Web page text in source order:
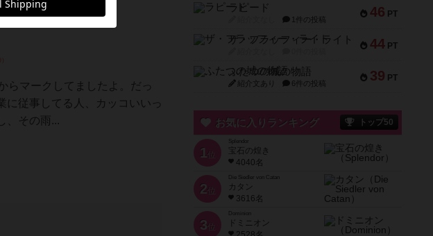
らマークしてましたよ。だっ
に従事してる人、カッコいいっ
、その雨...
46 PT
ラピード
1件の投稿
44 PT
ザ・フラッフィー・ライト
39 PT
ふたつの城の物語
紹介文あり 6件の投稿
お気に入りランキング トップ50
1 位
宝石の煌き
4040名
2 位
Die Siedler von Catan
カタン
3616名
3 位
ドミニオン